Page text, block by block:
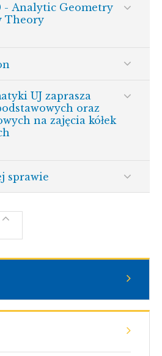
- Analytic Geometry
Theory
UJ zaprasza
oraz
na zajęcia kółek
sprawie